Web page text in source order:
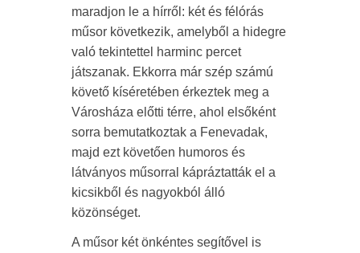
maradjon le a hírről: két és félórás
műsor következik, amelyből a hidegre
való tekintettel harminc percet
játszanak. Ekkorra már szép számú
követő kíséretében érkeztek meg a
Városháza előtti térre, ahol elsőként
sorra bemutatkoztak a Fenevadak,
majd ezt követően humoros és
látványos műsorral kápráztatták el a
kicsikből és nagyokból álló
közönséget.
A műsor két önkéntes segítővel is